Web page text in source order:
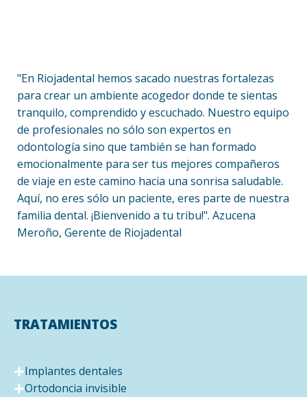
"En Riojadental hemos sacado nuestras fortalezas
para crear un ambiente acogedor donde te sientas
tranquilo, comprendido y escuchado. Nuestro equipo
de profesionales no sólo son expertos en
odontología sino que también se han formado
emocionalmente para ser tus mejores compañeros
de viaje en este camino hacia una sonrisa saludable.
Aquí, no eres sólo un paciente, eres parte de nuestra
familia dental. ¡Bienvenido a tu tribu!". Azucena
Meroño, Gerente de Riojadental
TRATAMIENTOS
Implantes dentales
Ortodoncia invisible